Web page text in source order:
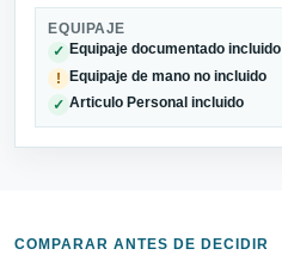
EQUIPAJE
✓ Equipaje documentado incluido
! Equipaje de mano no incluido
✓ Articulo Personal incluido
COMPARAR ANTES DE DECIDIR